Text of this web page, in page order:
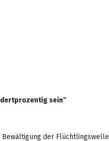
sein“
der Flüchtlingswelle